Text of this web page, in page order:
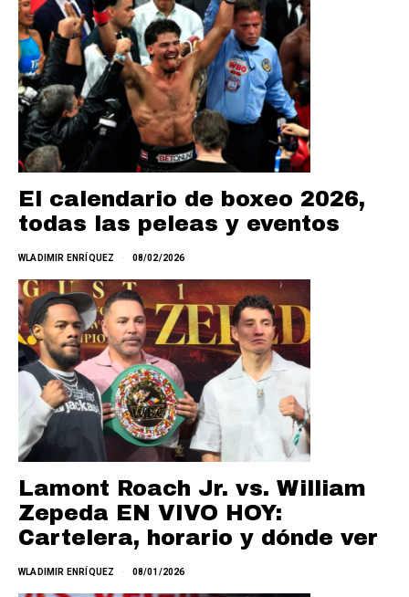
El calendario de boxeo 2026,
todas las peleas y eventos
WLADIMIR ENRÍQUEZ 08/02/2026
Lamont Roach Jr. vs. William
Zepeda EN VIVO HOY:
Cartelera, horario y dónde ver
WLADIMIR ENRÍQUEZ 08/01/2026